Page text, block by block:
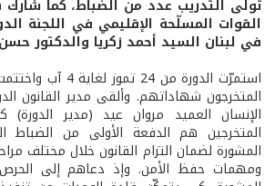
تولّى التدريب عدد من الضباط، كما
القوات المسلّحة الإقليمي في اللجنة
في لبنان السيد أحمد زكريا والدكتور
استمرّت الدورة من 24
المتخرجون شهاداتهم. وألقى مدير القانون
الإنسان العميد مروان عيد (مدير
المتخرجين هم الدفعة الأولى من الضباط
المشورة لضمان التزام القانون خلال مختلف
ومهمات حفظ الأمن. وإذ دعاهم إلى